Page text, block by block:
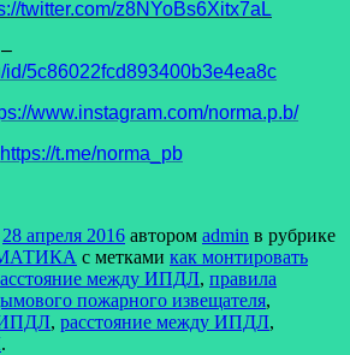
twitter.com/z8NYoBs6Xitx7aL
id/5c86022fcd893400b3e4ea8c
www.instagram.com/norma.p.b/
https://t.me/norma_pb
28 апреля 2016 автором admin в рубрике
с метками как монтировать
между ИПДЛ, правила
пожарного извещателя,
ИПДЛ, расстояние между ИПДЛ,
.